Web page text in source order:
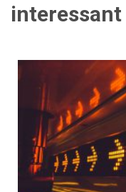
interessant